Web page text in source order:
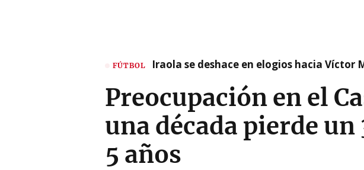
FÚTBOL Iraola se deshace en elogios hacia Víctor
Preocupación en el
una década pierde
5 años